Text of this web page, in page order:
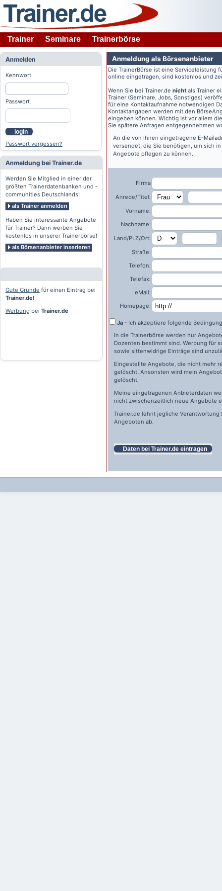
Trainer Seminare Trainerbörse
Anmelden
Kennwort
Passwort
login
Passwort vergessen?
Anmeldung bei Trainer.de
Werden Sie Mitglied in einer der
größten Trainerdatenbanken und -
communities Deutschlands!
als Trainer anmelden
Haben Sie interessante Angebote
für Trainer? Dann werben Sie
kostenlos in unserer Trainerbörse!
als Börsenanbieter inserieren
Gute Gründe für einen Eintrag bei
Trainer.de!
Werbung bei Trainer.de
Anmeldung als Börsenanbieter
Die TrainerBörse ist eine Serviceleistung
online eingetragen, sind kostenlos und
Wenn Sie bei Trainer.de nicht als Trainer
Trainer (Seminare, Jobs, Sonstiges)
für eine Kontaktaufnahme notwendigen
Kontaktangaben werden mit den
eingeben können. Wichtig ist vor allem
Sie spätere Anfragen entgegennehmen
An die von Ihnen eingetragene E-
versendet, die Sie benötigen, um sich
Angebote pflegen zu können.
Firma
Anrede/Titel:
Vorname:
Nachname:
Land/PLZ/Ort:
Straße:
Telefon:
Telefax:
eMail:
Homepage:
Ja - Ich akzeptiere folgende
In die Trainerbörse werden nur
Dozenten bestimmt sind. Werbung für
sowie sittenwidrige Einträge sind
Eingestellte Angebote, die nicht mehr
gelöscht. Ansonsten wird mein
gelöscht.
Meine eingetragenen Anbieterdaten
nicht zwischenzeitlich neue Angebote
Trainer.de lehnt jegliche
Angeboten ab.
Daten bei Trainer.de eintragen